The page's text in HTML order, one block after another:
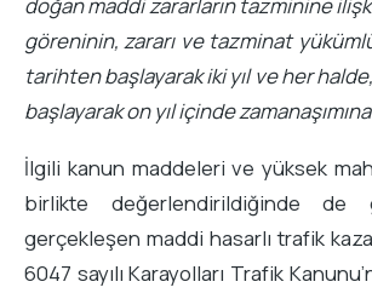
göreninin, zararı ve tazminat
tarihten başlayarak iki yıl ve her
başlayarak on yıl içinde zamanaşımına
İlgili kanun maddeleri ve yüksek
birlikte değerlendirildiğinde de
gerçekleşen maddi hasarlı trafik
6047 sayılı Karayolları Trafik